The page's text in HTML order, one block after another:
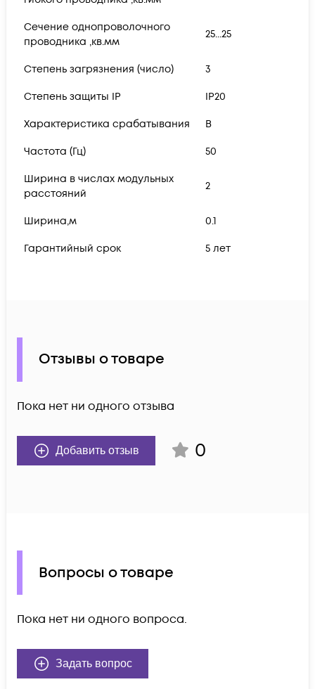
Сечение однопроволочного
проводника ,кв.мм
25...25
Степень загрязнения (число) 3
Степень защиты IP IP20
Характеристика срабатывания B
Частота (Гц) 50
Ширина в числах модульных
расстояний
2
Ширина,м 0.1
Гарантийный срок 5 лет
Отзывы о товаре
Пока нет ни одного отзыва
Добавить отзыв 0
Вопросы о товаре
Пока нет ни одного вопроса.
Задать вопрос